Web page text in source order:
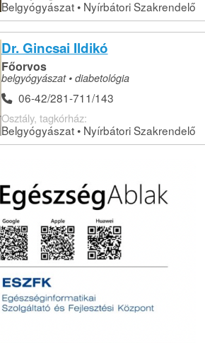
Belgyógyászat • Nyírbátori Szakrendelő
Dr. Gincsai Ildikó
Főorvos
belgyógyászat • diabetológia
06-42/281-711/143
Osztály, tagkórház:
Belgyógyászat • Nyírbátori Szakrendelő